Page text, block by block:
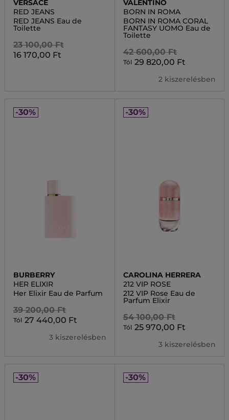
VERSACE
RED JEANS
RED JEANS Eau de
Toilette
23 100,00 Ft
16 170,00 Ft
VALENTINO
BORN IN ROMA
BORN IN ROMA CORAL
FANTASY UOMO Eau de
Toilette
42 600,00 Ft
Tól 29 820,00 Ft
2 kiszerelésben
-30%
BURBERRY
HER ELIXIR
Her Elixir Eau de Parfum
39 200,00 Ft
Tól 27 440,00 Ft
3 kiszerelésben
-30%
CAROLINA HERRERA
212 VIP ROSE
212 VIP Rose Eau de
Parfum Elixir
54 100,00 Ft
Tól 25 970,00 Ft
3 kiszerelésben
-30% -30%